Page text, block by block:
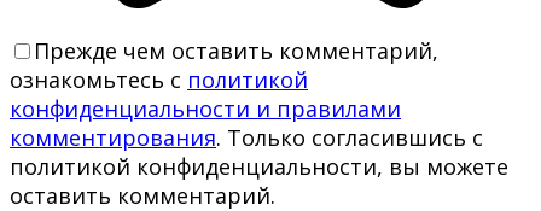
Прежде чем оставить комментарий,
ознакомьтесь с политикой
конфиденциальности и правилами
комментирования. Только согласившись с
политикой конфиденциальности, вы можете
оставить комментарий.